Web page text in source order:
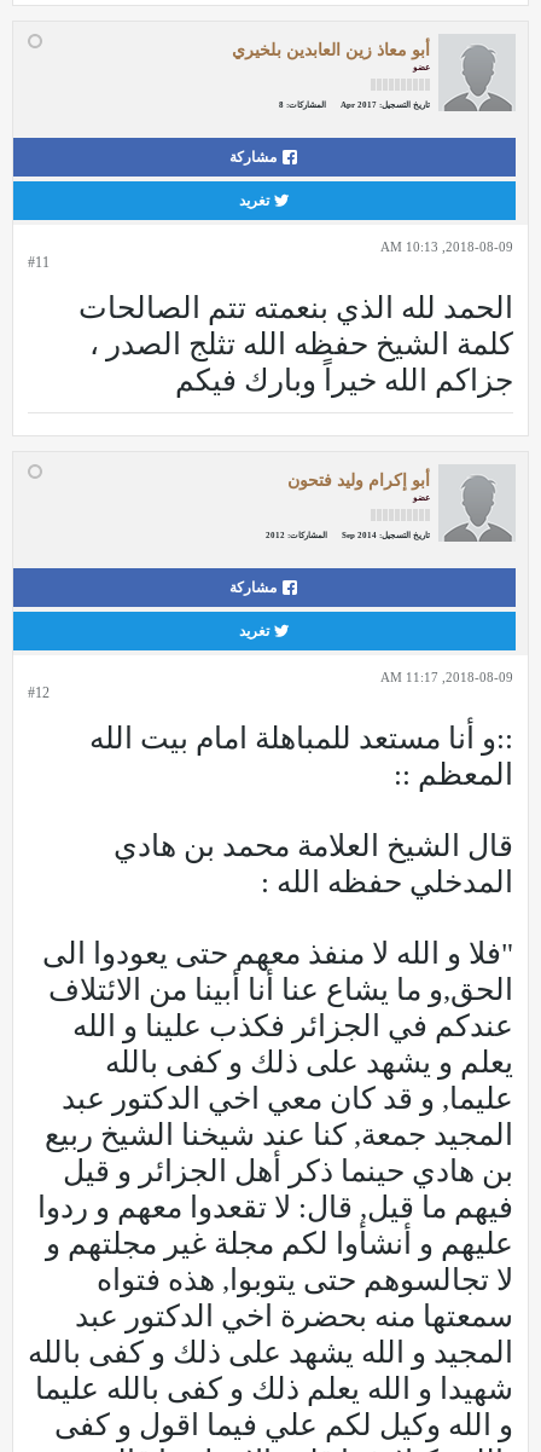
أبو معاذ زين العابدين بلخيري
عضو
تاريخ التسجيل: Apr 2017 المشاركات: 8
مشاركة
تغريد
#11
2018-08-09, 10:13 AM
الحمد لله الذي بنعمته تتم الصالحات
كلمة الشيخ حفظه الله تثلج الصدر ،
جزاكم الله خيراً وبارك فيكم
أبو إكرام وليد فتحون
عضو
تاريخ التسجيل: Sep 2014 المشاركات: 2012
مشاركة
تغريد
#12
2018-08-09, 11:17 AM
::و أنا مستعد للمباهلة امام بيت الله
المعظم ::
قال الشيخ العلامة محمد بن هادي
المدخلي حفظه الله :
"فلا و الله لا منفذ معهم حتى يعودوا الى
الحق,و ما يشاع عنا أنا أبينا من الائتلاف
عندكم في الجزائر فكذب علينا و الله
يعلم و يشهد على ذلك و كفى بالله
عليما, و قد كان معي اخي الدكتور عبد
المجيد جمعة, كنا عند شيخنا الشيخ ربيع
بن هادي حينما ذكر أهل الجزائر و قيل
فيهم ما قيل, قال: لا تقعدوا معهم و ردوا
عليهم و أنشأوا لكم مجلة غير مجلتهم و
لا تجالسوهم حتى يتوبوا, هذه فتواه
سمعتها منه بحضرة اخي الدكتور عبد
المجيد و الله يشهد على ذلك و كفى بالله
شهيدا و الله يعلم ذلك و كفى بالله عليما
و الله وكيل لكم علي فيما اقول و كفى